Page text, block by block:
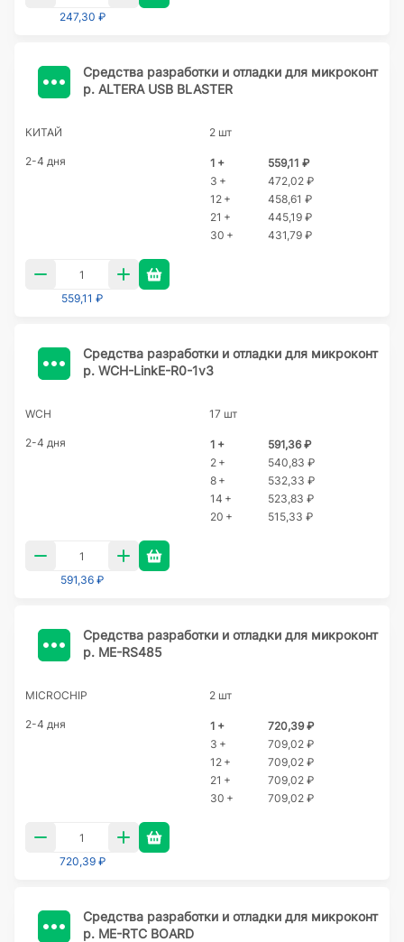
247,30 ₽
Cредства разработки и отладки для микроконт
р. ALTERA USB BLASTER
КИТАЙ 2 шт
2-4 дня 1 +
559,11 ₽
3 +
472,02 ₽
12 +
458,61 ₽
21 +
445,19 ₽
30 +
431,79 ₽
559,11 ₽
Cредства разработки и отладки для микроконт
р. WCH-LinkE-R0-1v3
WCH 17 шт
2-4 дня 1 +
591,36 ₽
2 +
540,83 ₽
8 +
532,33 ₽
14 +
523,83 ₽
20 +
515,33 ₽
591,36 ₽
Cредства разработки и отладки для микроконт
р. ME-RS485
MICROCHIP 2 шт
2-4 дня 1 +
720,39 ₽
3 +
709,02 ₽
12 +
709,02 ₽
21 +
709,02 ₽
30 +
709,02 ₽
720,39 ₽
Cредства разработки и отладки для микроконт
р. ME-RTC BOARD